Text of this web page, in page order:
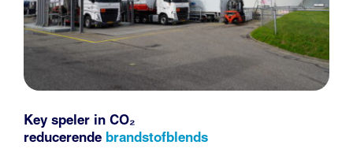
Key speler in CO₂
reducerende brandstofblends